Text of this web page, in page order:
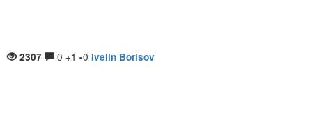
2307 0 +1 -0 Ivelin Borisov